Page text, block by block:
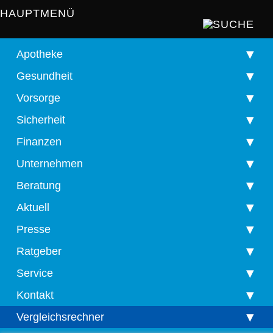
HAUPTMENÜ
Apotheke
Gesundheit
Vorsorge
Sicherheit
Finanzen
Unternehmen
Beratung
Aktuell
Presse
Ratgeber
Service
Kontakt
Vergleichsrechner